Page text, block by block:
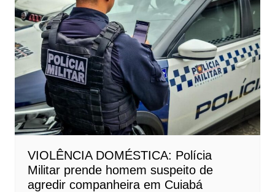
VIOLÊNCIA DOMÉSTICA: Polícia
Militar prende homem suspeito de
agredir companheira em Cuiabá